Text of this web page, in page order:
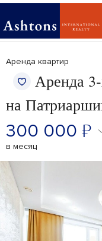
Аренда квартир
Аренда
на
300 000 ₽
в месяц